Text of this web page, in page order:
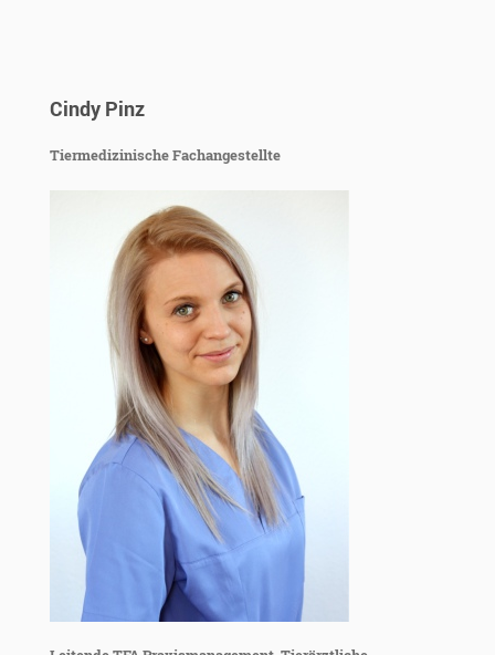
Cindy Pinz
Tiermedizinische Fachangestellte